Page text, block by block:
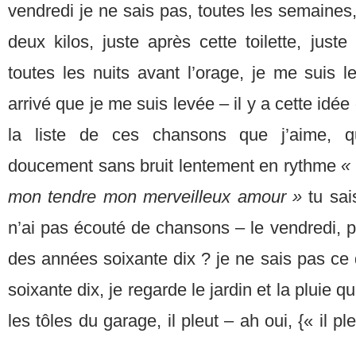
vendredi je ne sais pas, toutes les
deux kilos, juste après cette toilette,
toutes les nuits avant l’orage, je me suis
arrivé que je me suis levée – il y a cette
la liste de ces chansons que j’aime,
doucement sans bruit lentement en rythme «
mon tendre mon merveilleux amour »tu
n’ai pas écouté de chansons – le vendredi,
des années soixante dix ? je ne sais pas ce
soixante dix, je regarde le jardin et la pluie
les tôles du garage, il pleut – ah oui, {« il